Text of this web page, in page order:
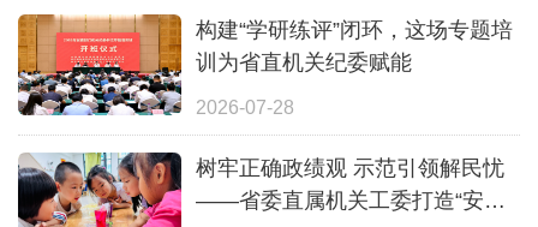
构建“学研练评”闭环，这场专题培
训为省直机关纪委赋能
2026-07-28
树牢正确政绩观 示范引领解民忧
——省委直属机关工委打造“安心